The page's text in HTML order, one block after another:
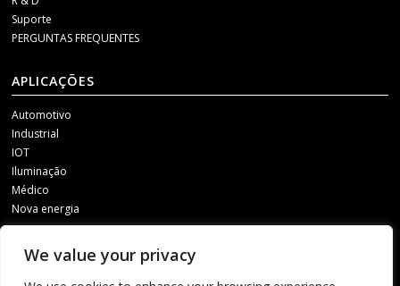
We value your privacy
Suporte
PERGUNTAS FREQUENTES
APLICAÇÕES
Automotivo
Industrial
IOT
Iluminação
Médico
Nova energia
MÍDIA SOCIAL